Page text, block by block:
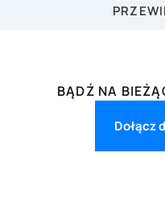
BĄDŹ NA
Dołącz